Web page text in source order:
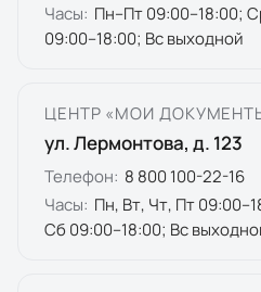
Часы: Пн–Пт 09:00–18:00;
09:00–18:00; Вс выходной
ЦЕНТР «МОИ
ул. Лермонтова, д. 123
Телефон: 8 800 100-22-16
Часы: Пн, Вт, Чт, Пт
Сб 09:00–18:00; Вс